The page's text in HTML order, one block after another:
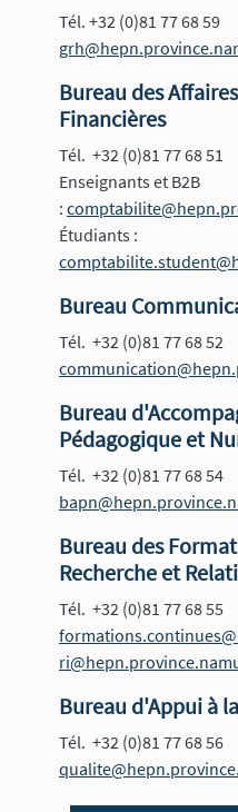
Tél. +32 (0)81 77 68 59
Bureau des
Financières
Tél. +32 (0)81 77 68 51
Enseignants et B2B
:
Étudiants :
Bureau
Tél. +32 (0)81 77 68 52
Bureau
Pédagogique et
Tél. +32 (0)81 77 68 54
Bureau des
Recherche et
Tél. +32 (0)81 77 68 55
Bureau d'Appui à
Tél. +32 (0)81 77 68 56